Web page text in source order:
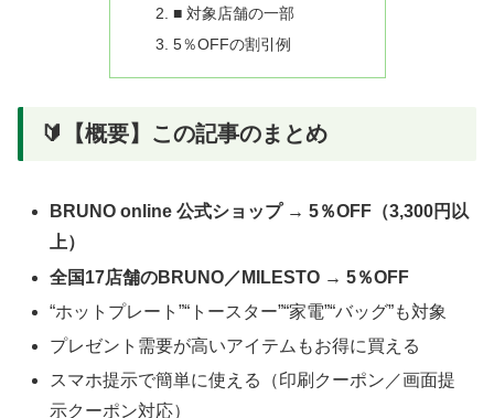
■ 対象店舗の一部
5％OFFの割引例
🔰【概要】この記事のまとめ
BRUNO online 公式ショップ → 5％OFF（3,300円以
上）
全国17店舗のBRUNO／MILESTO → 5％OFF
“ホットプレート”“トースター”“家電”“バッグ”も対象
プレゼント需要が高いアイテムもお得に買える
スマホ提示で簡単に使える（印刷クーポン／画面提
示クーポン対応）